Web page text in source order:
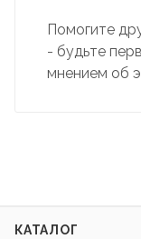
Помогите
- будьте
мнением об
КАТАЛОГ